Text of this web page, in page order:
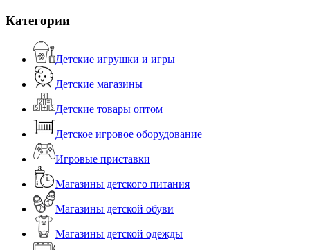
Категории
Детские игрушки и игры
Детские магазины
Детские товары оптом
Детское игровое оборудование
Игровые приставки
Магазины детского питания
Магазины детской обуви
Магазины детской одежды